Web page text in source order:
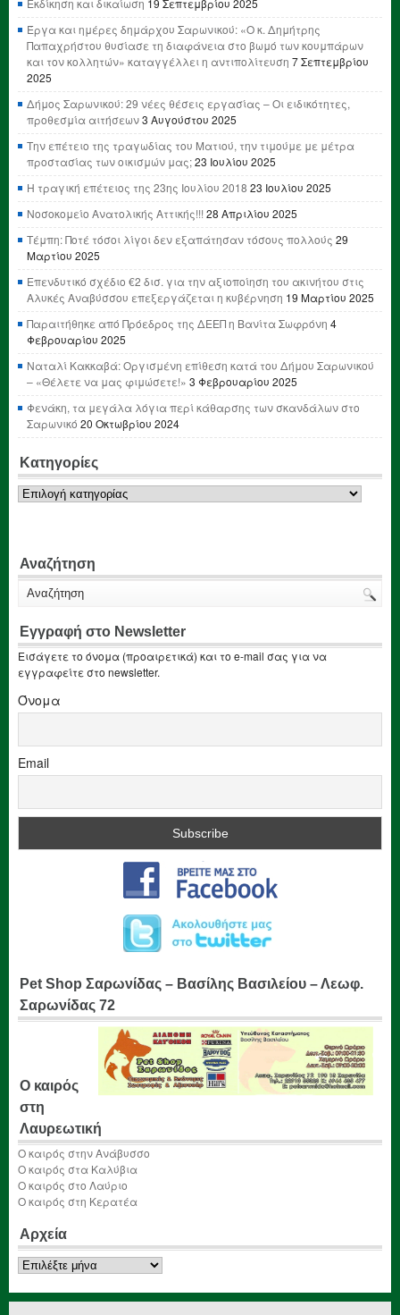
Εκδίκηση και δικαίωση 19 Σεπτεμβρίου 2025
Έργα και ημέρες δημάρχου Σαρωνικού: «Ο κ. Δημήτρης
Παπαχρήστου θυσίασε τη διαφάνεια στο βωμό των κουμπάρων
και τον κολλητών» καταγγέλλει η αντιπολίτευση 7 Σεπτεμβρίου
2025
Δήμος Σαρωνικού: 29 νέες θέσεις εργασίας – Οι ειδικότητες,
προθεσμία αιτήσεων3 Αυγούστου 2025
Την επέτειο της τραγωδίας του Ματιού, την τιμούμε με μέτρα
προστασίας των οικισμών μας;23 Ιουλίου 2025
Η τραγική επέτειος της 23ης Ιουλίου 2018 23 Ιουλίου 2025
Νοσοκομείο Ανατολικής Αττικής!!! 28 Απριλίου 2025
Τέμπη: Ποτέ τόσοι λίγοι δεν εξαπάτησαν τόσους πολλούς 29
Μαρτίου 2025
Επενδυτικό σχέδιο €2 δισ. για την αξιοποίηση του ακινήτου στις
Αλυκές Αναβύσσου επεξεργάζεται η κυβέρνηση 19 Μαρτίου 2025
Παραιτήθηκε από Πρόεδρος της ΔΕΕΠ η Βανίτα Σωφρόνη 4
Φεβρουαρίου 2025
Ναταλί Κακκαβά: Οργισμένη επίθεση κατά του Δήμου Σαρωνικού
– «Θέλετε να μας φιμώσετε!» 3 Φεβρουαρίου 2025
Φενάκη, τα μεγάλα λόγια περί κάθαρσης των σκανδάλων στο
Σαρωνικό 20 Οκτωβρίου 2024
Κατηγορίες
Κατηγορίες
Αναζήτηση
Εγγραφή στο Newsletter
Εισάγετε το όνομα (προαιρετικά) και το e-mail σας για να
εγγραφείτε στο newsletter.
Όνομα
Email
Pet Shop Σαρωνίδας – Βασίλης Βασιλείου – Λεωφ.
Σαρωνίδας 72
Ο καιρός
στη
Λαυρεωτική
Ο καιρός στην Ανάβυσσο
Ο καιρός στα Καλύβια
Ο καιρός στο Λαύριο
Ο καιρός στη Κερατέα
Αρχεία
Αρχεία